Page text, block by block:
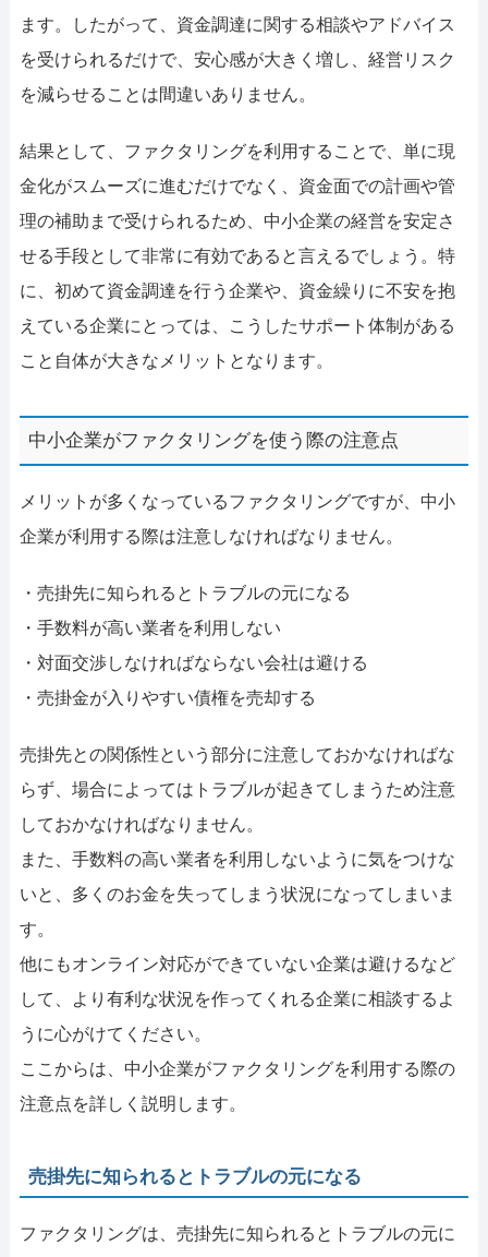
ます。したがって、資金調達に関する相談やアドバイス
を受けられるだけで、安心感が大きく増し、経営リスク
を減らせることは間違いありません。
結果として、ファクタリングを利用することで、単に現
金化がスムーズに進むだけでなく、資金面での計画や管
理の補助まで受けられるため、中小企業の経営を安定さ
せる手段として非常に有効であると言えるでしょう。特
に、初めて資金調達を行う企業や、資金繰りに不安を抱
えている企業にとっては、こうしたサポート体制がある
こと自体が大きなメリットとなります。
中小企業がファクタリングを使う際の注意点
メリットが多くなっているファクタリングですが、中小
企業が利用する際は注意しなければなりません。
・売掛先に知られるとトラブルの元になる
・手数料が高い業者を利用しない
・対面交渉しなければならない会社は避ける
・売掛金が入りやすい債権を売却する
売掛先との関係性という部分に注意しておかなければな
らず、場合によってはトラブルが起きてしまうため注意
しておかなければなりません。
また、手数料の高い業者を利用しないように気をつけな
いと、多くのお金を失ってしまう状況になってしまいま
す。
他にもオンライン対応ができていない企業は避けるなど
して、より有利な状況を作ってくれる企業に相談するよ
うに心がけてください。
ここからは、中小企業がファクタリングを利用する際の
注意点を詳しく説明します。
売掛先に知られるとトラブルの元になる
ファクタリングは、売掛先に知られるとトラブルの元に